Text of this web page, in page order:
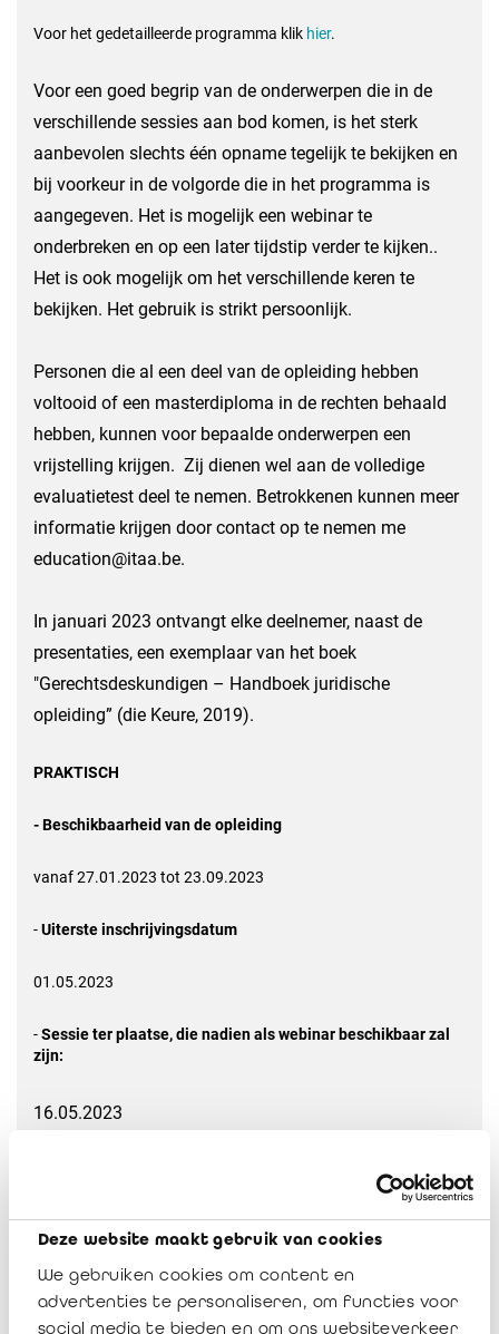
Deze website maakt gebruik van cookies
We gebruiken cookies om content en
advertenties te personaliseren, om functies voor
social media te bieden en om ons websiteverkeer
Voor het gedetailleerde programma klik hier.
Voor een goed begrip van de onderwerpen die in de
verschillende sessies aan bod komen, is het sterk
aanbevolen slechts één opname tegelijk te bekijken en
bij voorkeur in de volgorde die in het programma is
aangegeven. Het is mogelijk een webinar te
onderbreken en op een later tijdstip verder te kijken..
Het is ook mogelijk om het verschillende keren te
bekijken. Het gebruik is strikt persoonlijk.
Personen die al een deel van de opleiding hebben
voltooid of een masterdiploma in de rechten behaald
hebben, kunnen voor bepaalde onderwerpen een
vrijstelling krijgen. Zij dienen wel aan de volledige
evaluatietest deel te nemen. Betrokkenen kunnen meer
informatie krijgen door contact op te nemen me
education@itaa.be.
In januari 2023 ontvangt elke deelnemer, naast de
presentaties, een exemplaar van het boek
"Gerechtsdeskundigen – Handboek juridische
opleiding” (die Keure, 2019).
PRAKTISCH
- Beschikbaarheid van de opleiding
vanaf 27.01.2023 tot 23.09.2023
-Uiterste inschrijvingsdatum
01.05.2023
-Sessie ter plaatse, die nadien als webinar beschikbaar zal
zijn:
16.05.2023
ITAA/IBR (6de verdieping), E. Jacqmainlaan 135, 1000
Brussel: